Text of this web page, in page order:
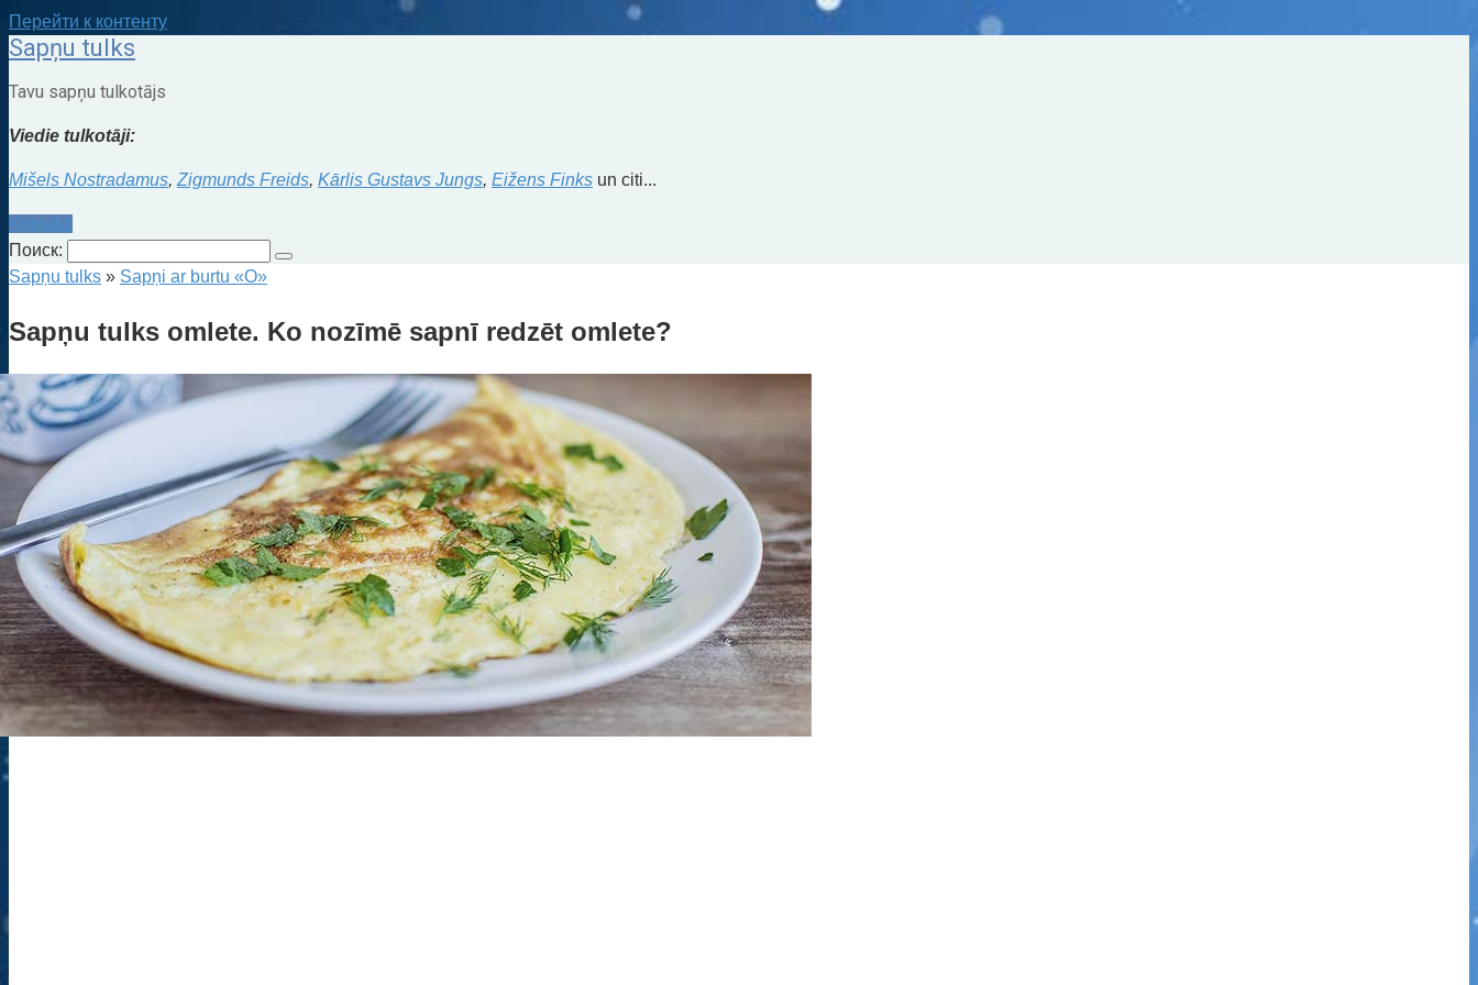
Перейти к контенту
Sapņu tulks
Tavu sapņu tulkotājs
Viedie tulkotāji:
Mišels Nostradamus, Zigmunds Freids, Kārlis Gustavs Jungs, Eižens Finks un citi...
Kontakti
Поиск:
Sapņu tulks » Sapņi ar burtu «O»
Sapņu tulks omlete. Ko nozīmē sapnī redzēt omlete?